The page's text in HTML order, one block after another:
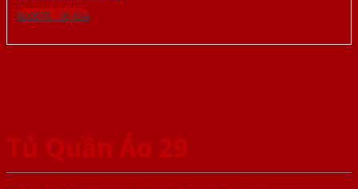
Gọi 0976.169.864
Tủ Quần Áo 29